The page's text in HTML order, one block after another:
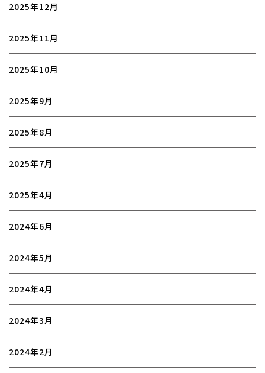
2025年12月
2025年11月
2025年10月
2025年9月
2025年8月
2025年7月
2025年4月
2024年6月
2024年5月
2024年4月
2024年3月
2024年2月